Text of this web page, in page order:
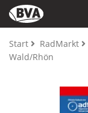
Start RadMarkt
Wald/Rhön